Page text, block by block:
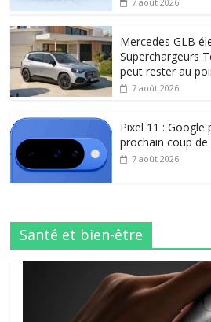
Mercedes GLB
Superchargeurs
peut rester au
7 août 2026
Pixel 11 : Google
prochain coup
7 août 2026
Santé et bien-être